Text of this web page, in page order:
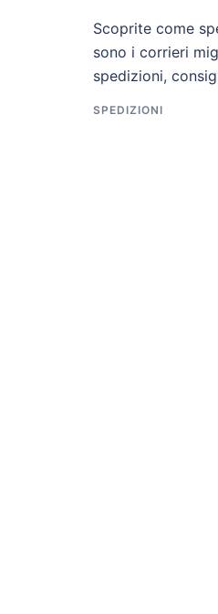
Scoprite come
sono i corrieri
spedizioni,
SPEDIZIONI